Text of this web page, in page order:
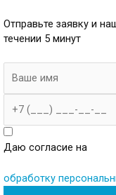
Отправьте заявку и
течении 5 минут
Даю согласие на
обработку